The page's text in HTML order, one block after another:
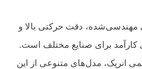
مهندسی‌شده، دقت حرکتی بالا و
برای صنایع مختلف است.
انرپک، مدل‌های متنوعی از این